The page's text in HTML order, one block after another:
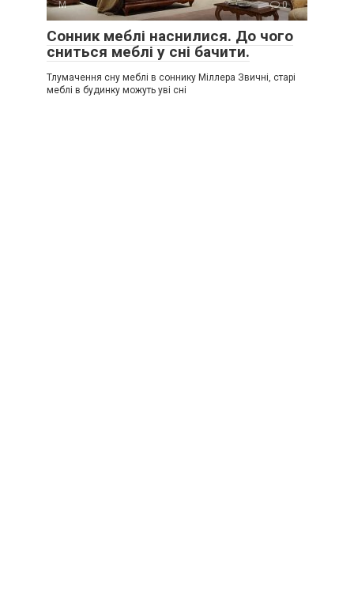
М 0
Сонник меблі наснилися. До чого
сниться меблі у сні бачити.
Тлумачення сну меблі в соннику Міллера Звичні, старі
меблі в будинку можуть уві сні